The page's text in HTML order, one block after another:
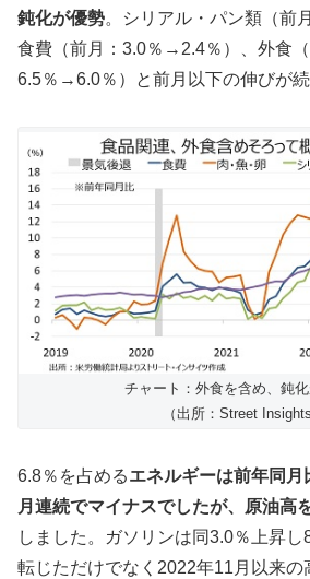
鈍化が優勢。シリアル・パン類（前
食費（前月：3.0％→2.4％）、外食
6.5％→6.0％）と前月以下の伸びが続
チャート：外食を含め、鈍
（出所：Street Insights
6.8％を占めるエネルギーは前年同月
月連続でマイナスでしたが、原油高
しました。ガソリンは同3.0％上昇
転じただけでなく2022年11月以来の